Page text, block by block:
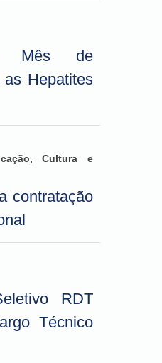
Mês de
as Hepatites
Cultura e
contratação
RDT
Técnico